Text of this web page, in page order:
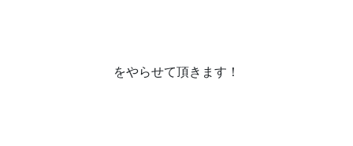
をやらせて頂きます！